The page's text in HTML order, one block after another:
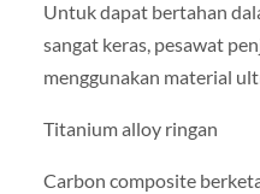
Untuk dapat bertahan
sangat keras, pesawat
menggunakan material
Titanium alloy ringan
Carbon composite